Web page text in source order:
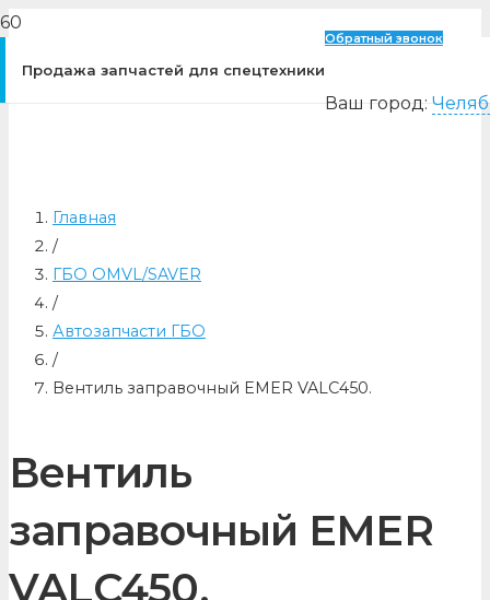
Продажа запчастей для спецтехники
Обратный звонок
Ваш город:
Главная
/
ГБО OMVL/SAVER
/
Автозапчасти ГБО
/
Вентиль заправочный EMER VALC450.
Вентиль
заправочный EMER
VALC450.